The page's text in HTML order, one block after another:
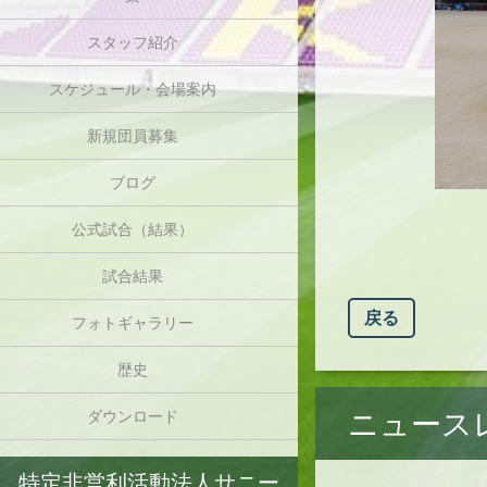
スタッフ紹介
スケジュール・会場案内
新規団員募集
ブログ
公式試合（結果）
試合結果
フォトギャラリー
歴史
ダウンロード
戻る
ニュース